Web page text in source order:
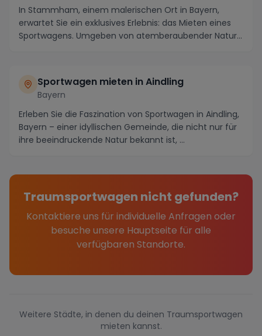
In Stammham, einem malerischen Ort in Bayern,
erwartet Sie ein exklusives Erlebnis: das Mieten eines
Sportwagens. Umgeben von atemberaubender Natur
Sportwagen mieten in Aindling
Bayern
Erleben Sie die Faszination von Sportwagen in Aindling,
Bayern – einer idyllischen Gemeinde, die nicht nur für
ihre beeindruckende Natur bekannt ist, ...
Traumsportwagen nicht gefunden?
Kontaktiere uns für individuelle Anfragen oder
besuche unsere Hauptseite für alle
verfügbaren Standorte.
Weitere Städte, in denen du deinen Traumsportwagen
mieten kannst.